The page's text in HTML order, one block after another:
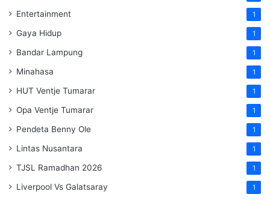
Entertainment 1
Gaya Hidup 1
Bandar Lampung 1
Minahasa 1
HUT Ventje Tumarar 1
Opa Ventje Tumarar 1
Pendeta Benny Ole 1
Lintas Nusantara 1
TJSL Ramadhan 2026 1
Liverpool Vs Galatsaray 1